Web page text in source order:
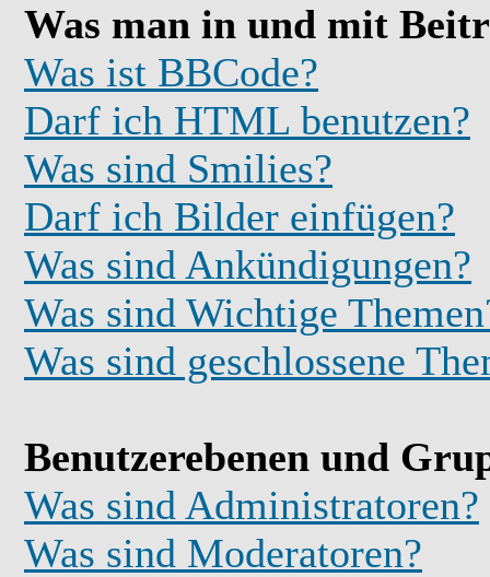
Was man in und mit
Was ist BBCode?
Darf ich HTML benutzen?
Was sind Smilies?
Darf ich Bilder einfügen?
Was sind Ankündigungen?
Was sind Wichtige
Was sind geschlossene
Benutzerebenen und
Was sind Administratoren?
Was sind Moderatoren?